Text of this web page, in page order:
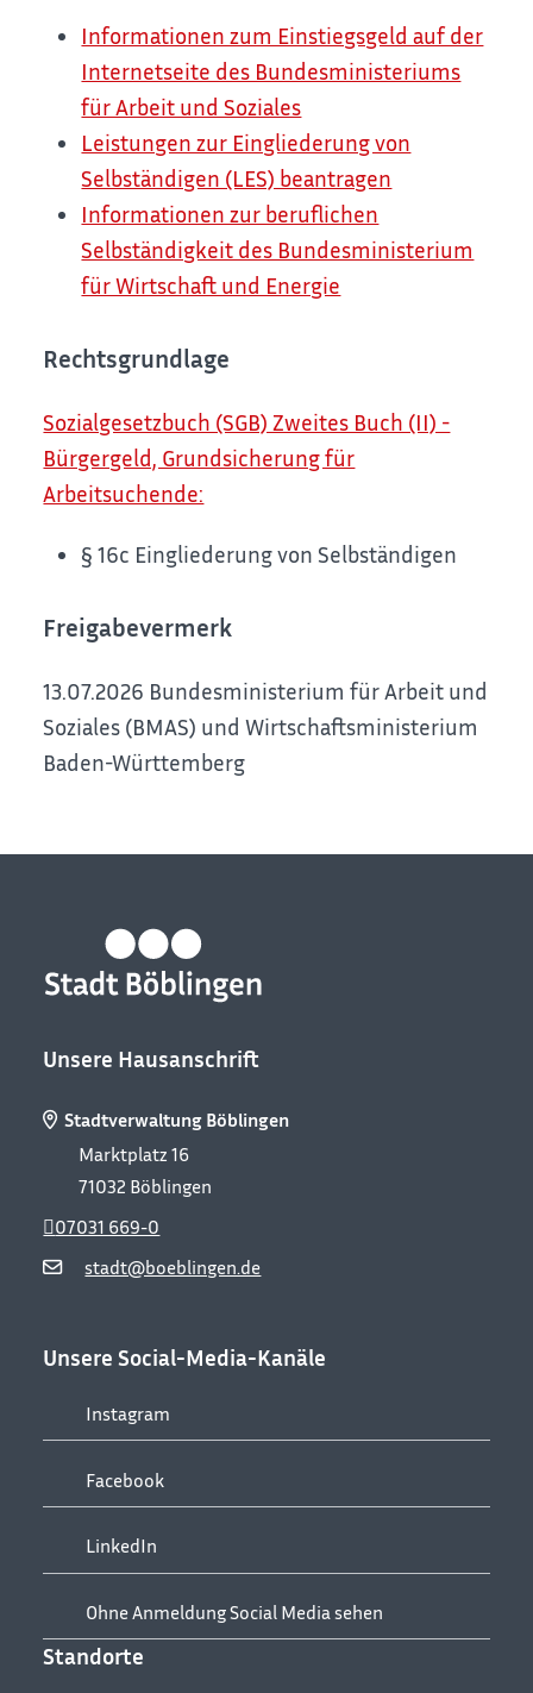
Informationen zum Einstiegsgeld auf der
Internetseite des Bundesministeriums
für Arbeit und Soziales
Leistungen zur Eingliederung von
Selbständigen (LES) beantragen
Informationen zur beruflichen
Selbständigkeit des Bundesministerium
für Wirtschaft und Energie
Rechtsgrundlage
Sozialgesetzbuch (SGB) Zweites Buch (II) -
Bürgergeld, Grundsicherung für
Arbeitsuchende:
§ 16c Eingliederung von Selbständigen
Freigabevermerk
13.07.2026 Bundesministerium für Arbeit und
Soziales (BMAS) und Wirtschaftsministerium
Baden-Württemberg
Unsere Hausanschrift
Stadtverwaltung Böblingen
Marktplatz 16
71032 Böblingen
stadt@boeblingen.de
07031 669-0
Unsere Social-Media-Kanäle
Instagram
Facebook
LinkedIn
Ohne Anmeldung Social Media sehen
Standorte